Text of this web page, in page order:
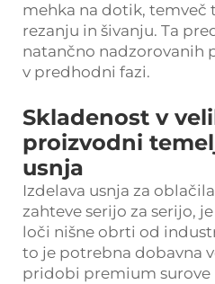
mehka na dotik,
rezanju in šivanju. Ta
natančno nadzorovanih
v predhodni fazi.
Skladenost v
proizvodni
usnja
Izdelava usnja za
zahteve serijo za serijo,
loči nišne obrti od
to je potrebna dobavna
pridobi premium